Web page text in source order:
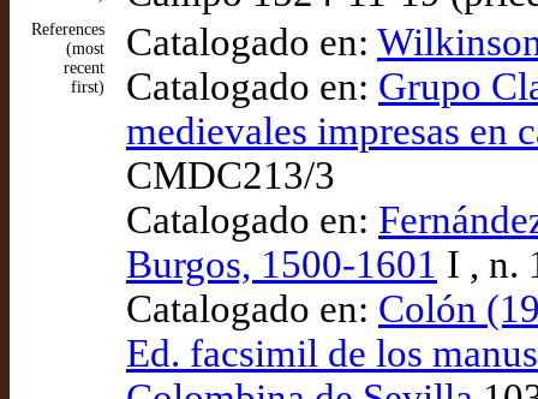
References
(most
recent
first)
Catalogado en:
Catalogado en: Grupo
medievales impresas en
CMDC213/3
Catalogado en:
Burgos, 1500-1601 I , n.
Catalogado en: Colón
Ed. facsimil de los